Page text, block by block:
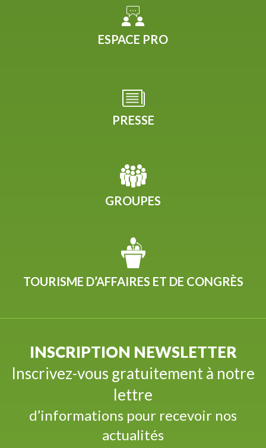
ESPACE PRO
PRESSE
GROUPES
TOURISME D’AFFAIRES ET DE CONGRÈS
INSCRIPTION NEWSLETTER
Inscrivez-vous gratuitement à notre
lettre
d’informations pour recevoir nos
actualités